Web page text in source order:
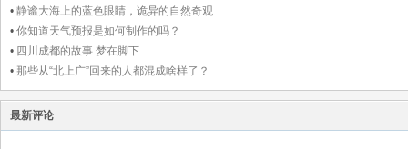
呢？
• 静谧大海上的蓝色眼睛，诡异的自然奇观
• 你知道天气预报是如何制作的吗？
• 四川成都的故事 梦在脚下
• 那些从“北上广”回来的人都混成啥样了？
最新评论